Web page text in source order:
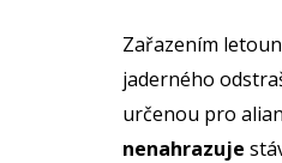
Zařazením
jaderného
určenou pro
nenahrazuje